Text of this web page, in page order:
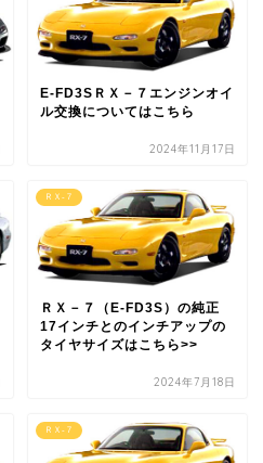
E-FD3SＲＸ－７エンジンオイ
ル交換についてはこちら
2024年11月17日
ＲＸ-７
ＲＸ－７（E-FD3S）の純正
17インチとのインチアップの
タイヤサイズはこちら>>
2024年7月18日
ＲＸ-７